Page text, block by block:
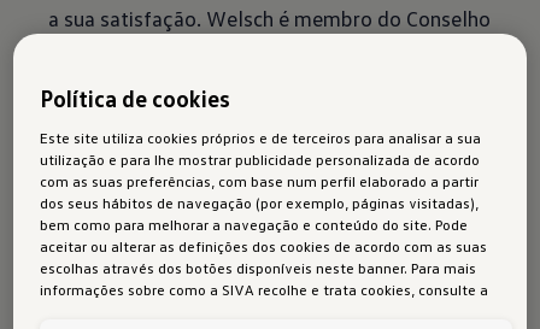
a sua satisfação. Welsch é membro do Conselho
Para ele, o regresso à competição é também o
caminho certo para chegar ao topo da
mobilidade elétrica..
Política de cookies
Este site utiliza cookies próprios e de terceiros para analisar a sua
utilização e para lhe mostrar publicidade personalizada de acordo
com as suas preferências, com base num perfil elaborado a partir
dos seus hábitos de navegação (por exemplo, páginas visitadas),
bem como para melhorar a navegação e conteúdo do site. Pode
aceitar ou alterar as definições dos cookies de acordo com as suas
escolhas através dos botões disponíveis neste banner. Para mais
informações sobre como a SIVA recolhe e trata cookies, consulte a